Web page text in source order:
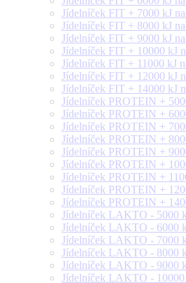
Jídelníček FIT + 7000 kJ
Jídelníček FIT + 8000 kJ
Jídelníček FIT + 9000 kJ
Jídelníček FIT + 10000 kJ
Jídelníček FIT + 11000 kJ
Jídelníček FIT + 12000 kJ
Jídelníček FIT + 14000 kJ
Jídelníček PROTEIN +
Jídelníček PROTEIN +
Jídelníček PROTEIN +
Jídelníček PROTEIN +
Jídelníček PROTEIN +
Jídelníček PROTEIN +
Jídelníček PROTEIN +
Jídelníček PROTEIN +
Jídelníček PROTEIN +
Jídelníček LAKTO - 5000
Jídelníček LAKTO - 6000
Jídelníček LAKTO - 7000
Jídelníček LAKTO - 8000
Jídelníček LAKTO - 9000
Jídelníček LAKTO - 10000